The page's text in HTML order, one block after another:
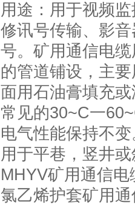
用途：用于视频
修讯号传输、影
号。矿用通信电
的管道铺设，主
面用石油膏填充
常见的30~C一
电气性能保持不
用于平巷，竖井
MHYV矿用通信
氯乙烯护套矿用